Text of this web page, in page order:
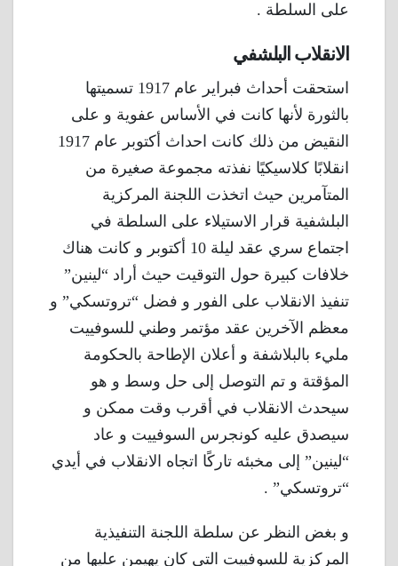
على السلطة .
الانقلاب البلشفي
استحقت أحداث فبراير عام 1917 تسميتها
بالثورة لأنها كانت في الأساس عفوية و على
النقيض من ذلك كانت احداث أكتوبر عام 1917
انقلابًا كلاسيكيًا نفذته مجموعة صغيرة من
المتآمرين حيث اتخذت اللجنة المركزية
البلشفية قرار الاستيلاء على السلطة في
اجتماع سري عقد ليلة 10 أكتوبر و كانت هناك
خلافات كبيرة حول التوقيت حيث أراد “لينين”
تنفيذ الانقلاب على الفور و فضل “تروتسكي” و
معظم الآخرين عقد مؤتمر وطني للسوفييت
مليء بالبلاشفة و أعلان الإطاحة بالحكومة
المؤقتة و تم التوصل إلى حل وسط و هو
سيحدث الانقلاب في أقرب وقت ممكن و
سيصدق عليه كونجرس السوفييت و عاد
“لينين” إلى مخبئه تاركًا اتجاه الانقلاب في أيدي
“تروتسكي” .
و بغض النظر عن سلطة اللجنة التنفيذية
المركزية للسوفييت التي كان يهيمن عليها من